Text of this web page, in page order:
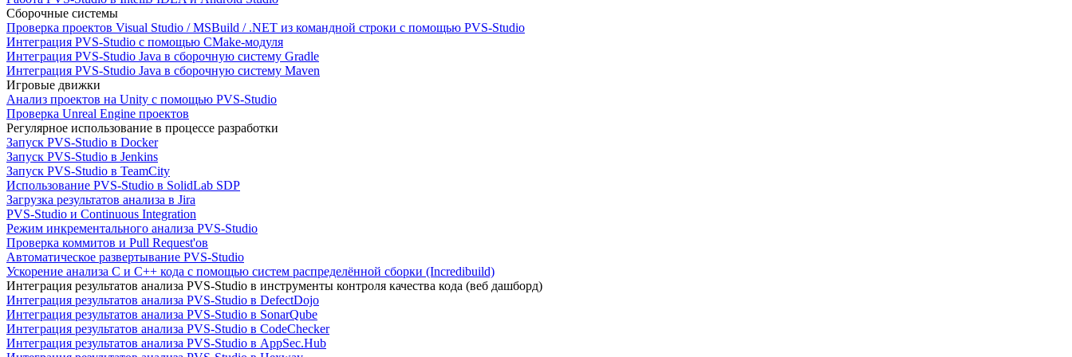
Сборочные системы
Проверка проектов Visual Studio / MSBuild / .NET из командной строки с помощью PVS-Studio
Интеграция PVS-Studio с помощью CMake-модуля
Интеграция PVS-Studio Java в сборочную систему Gradle
Интеграция PVS-Studio Java в сборочную систему Maven
Игровые движки
Анализ проектов на Unity с помощью PVS-Studio
Проверка Unreal Engine проектов
Регулярное использование в процессе разработки
Запуск PVS-Studio в Docker
Запуск PVS-Studio в Jenkins
Запуск PVS-Studio в TeamCity
Использование PVS-Studio в SolidLab SDP
Загрузка результатов анализа в Jira
PVS-Studio и Continuous Integration
Режим инкрементального анализа PVS-Studio
Проверка коммитов и Pull Request'ов
Автоматическое развертывание PVS-Studio
Ускорение анализа C и C++ кода с помощью систем распределённой сборки (Incredibuild)
Интеграция результатов анализа PVS-Studio в инструменты контроля качества кода (веб дашборд)
Интеграция результатов анализа PVS-Studio в DefectDojo
Интеграция результатов анализа PVS-Studio в SonarQube
Интеграция результатов анализа PVS-Studio в CodeChecker
Интеграция результатов анализа PVS-Studio в AppSec.Hub